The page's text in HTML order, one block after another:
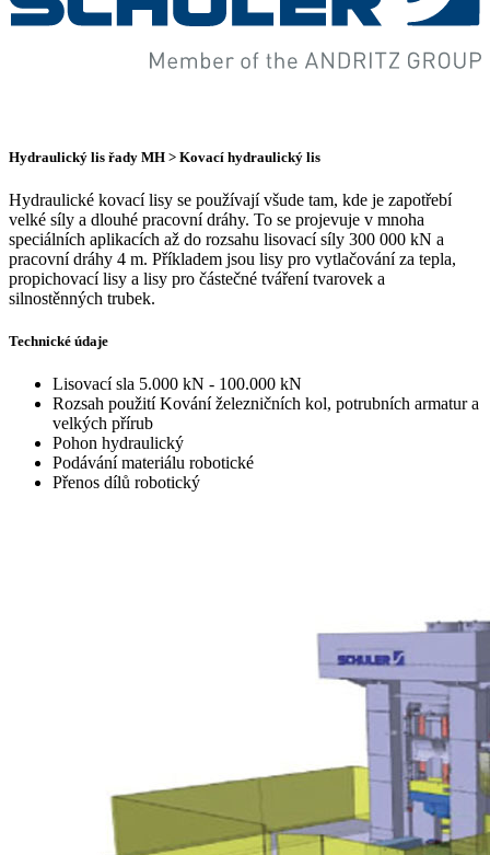
Hydraulický lis řady MH > Kovací hydraulický lis
Hydraulické kovací lisy se používají všude tam, kde je zapotřebí
velké síly a dlouhé pracovní dráhy. To se projevuje v mnoha
speciálních aplikacích až do rozsahu lisovací síly 300 000 kN a
pracovní dráhy 4 m. Příkladem jsou lisy pro vytlačování za tepla,
propichovací lisy a lisy pro částečné tváření tvarovek a
silnostěnných trubek.
Technické údaje
Lisovací sla 5.000 kN - 100.000 kN
Rozsah použití Kování železničních kol, potrubních armatur a
velkých přírub
Pohon hydraulický
Podávání materiálu robotické
Přenos dílů robotický